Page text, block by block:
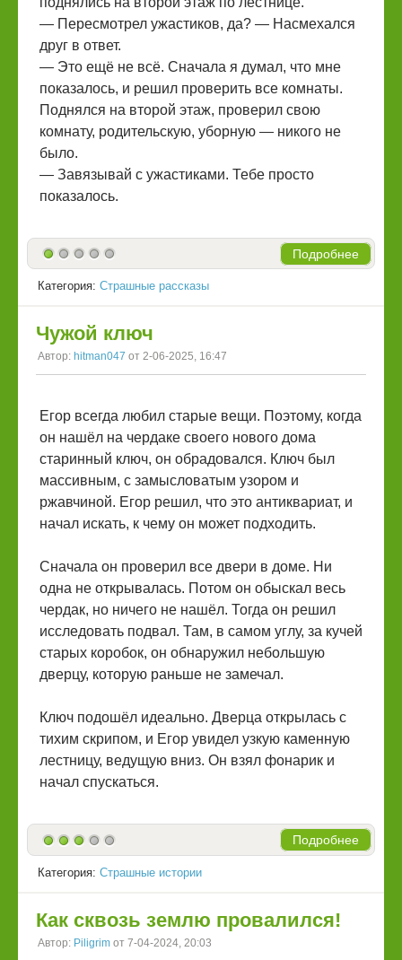
— Пересмотрел ужастиков, да? — Насмехался
друг в ответ.
— Это ещё не всё. Сначала я думал, что мне
показалось, и решил проверить все комнаты.
Поднялся на второй этаж, проверил свою
комнату, родительскую, уборную — никого не
было.
— Завязывай с ужастиками. Тебе просто
показалось.
Подробнее
Категория: Страшные рассказы
Чужой ключ
Автор: hitman047 от 2-06-2025, 16:47
Егор всегда любил старые вещи. Поэтому, когда
он нашёл на чердаке своего нового дома
старинный ключ, он обрадовался. Ключ был
массивным, с замысловатым узором и
ржавчиной. Егор решил, что это антиквариат, и
начал искать, к чему он может подходить.
Сначала он проверил все двери в доме. Ни
одна не открывалась. Потом он обыскал весь
чердак, но ничего не нашёл. Тогда он решил
исследовать подвал. Там, в самом углу, за кучей
старых коробок, он обнаружил небольшую
дверцу, которую раньше не замечал.
Ключ подошёл идеально. Дверца открылась с
тихим скрипом, и Егор увидел узкую каменную
лестницу, ведущую вниз. Он взял фонарик и
начал спускаться.
Подробнее
Категория: Страшные истории
Как сквозь землю провалился!
Автор: Piligrim от 7-04-2024, 20:03